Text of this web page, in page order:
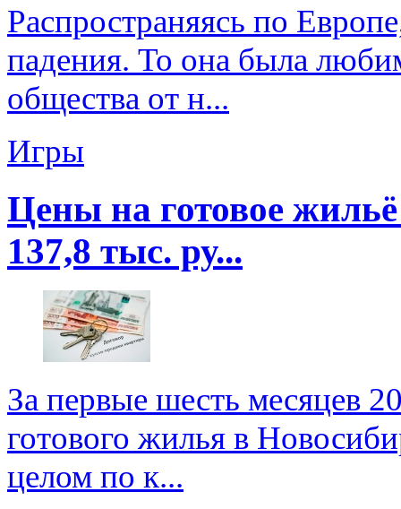
Распространяясь по
падения. То она была
общества от н...
Игры
Цены на готовое
137,8 тыс. ру...
За первые шесть месяцев
готового жилья в
целом по к...